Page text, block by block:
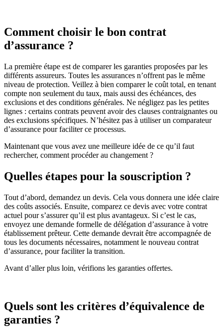
Comment choisir le bon contrat
d’assurance ?
La première étape est de comparer les garanties proposées par les
différents assureurs. Toutes les assurances n’offrent pas le même
niveau de protection. Veillez à bien comparer le coût total, en tenant
compte non seulement du taux, mais aussi des échéances, des
exclusions et des conditions générales. Ne négligez pas les petites
lignes : certains contrats peuvent avoir des clauses contraignantes ou
des exclusions spécifiques. N’hésitez pas à utiliser un comparateur
d’assurance pour faciliter ce processus.
Maintenant que vous avez une meilleure idée de ce qu’il faut
rechercher, comment procéder au changement ?
Quelles étapes pour la souscription ?
Tout d’abord, demandez un devis. Cela vous donnera une idée claire
des coûts associés. Ensuite, comparez ce devis avec votre contrat
actuel pour s’assurer qu’il est plus avantageux. Si c’est le cas,
envoyez une demande formelle de délégation d’assurance à votre
établissement prêteur. Cette demande devrait être accompagnée de
tous les documents nécessaires, notamment le nouveau contrat
d’assurance, pour faciliter la transition.
Avant d’aller plus loin, vérifions les garanties offertes.
Quels sont les critères d’équivalence de
garanties ?